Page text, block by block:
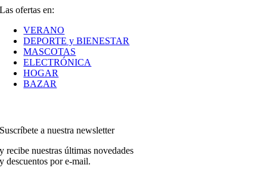
Las ofertas en:
VERANO
DEPORTE y BIENESTAR
MASCOTAS
ELECTRÓNICA
HOGAR
BAZAR
Suscríbete a nuestra newsletter
y recibe nuestras últimas novedades
y descuentos por e-mail.